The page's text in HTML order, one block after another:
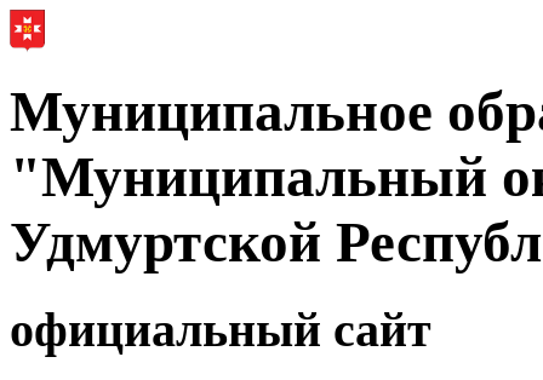
Муниципальное
"Муниципальный
Удмуртской
официальный сайт